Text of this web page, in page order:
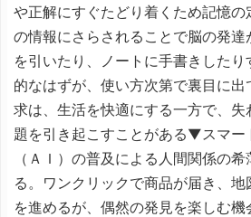
や正解にすぐたどり着くため記憶
の情報にさらされることで脳の発
を引いたり、ノートに手書きした
的なはずが、使い方次第で裏目に出
求は、生活を快適にする一方で、
題を引き起こすことがある▼スマー
（ＡＩ）の普及による人間関係の
る。ワンクリックで商品が届き、地
を進めるが、偶然の発見を楽しむ